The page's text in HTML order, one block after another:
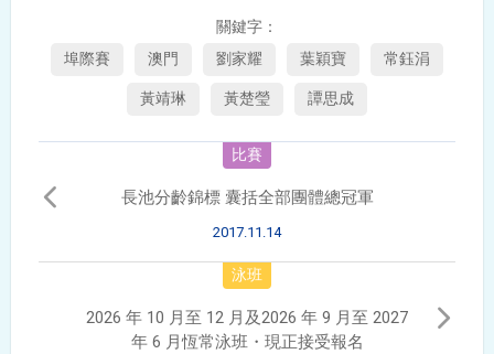
關鍵字：
埠際賽
澳門 劉家耀 葉穎寶 常鈺涓
黃靖琳 黃楚瑩 譚思成
比賽
長池分齡錦標 囊括全部團體總冠軍
2017.11.14
泳班
2026 年 10 月至 12 月及2026 年 9 月至 2027
年 6 月恆常泳班・現正接受報名